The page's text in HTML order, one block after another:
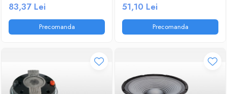
83,37 Lei
Precomanda
51,10 Lei
Precomanda